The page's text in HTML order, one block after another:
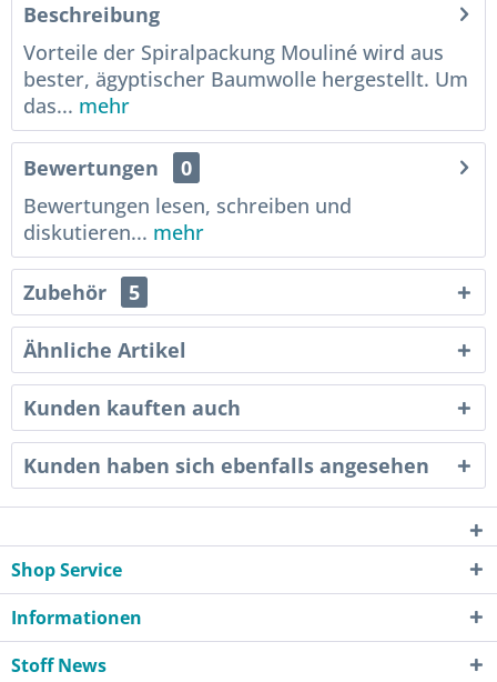
Beschreibung
Vorteile der Spiralpackung Mouliné wird aus
bester, ägyptischer Baumwolle hergestellt. Um
das... mehr
Bewertungen
0
Bewertungen lesen, schreiben und
diskutieren... mehr
Zubehör 5
Ähnliche Artikel
Kunden kauften auch
Kunden haben sich ebenfalls angesehen
Shop Service
Informationen
Stoff News